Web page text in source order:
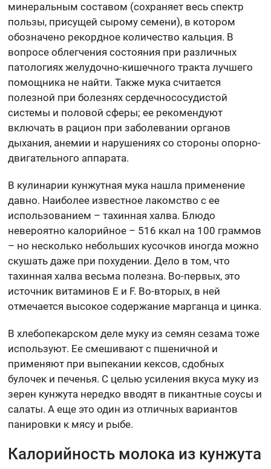
минеральным составом (сохраняет весь спектр
пользы, присущей сырому семени), в котором
обозначено рекордное количество кальция. В
вопросе облегчения состояния при различных
патологиях желудочно-кишечного тракта лучшего
помощника не найти. Также мука считается
полезной при болезнях сердечнососудистой
системы и половой сферы; ее рекомендуют
включать в рацион при заболевании органов
дыхания, анемии и нарушениях со стороны опорно-
двигательного аппарата.
В кулинарии кунжутная мука нашла применение
давно. Наиболее известное лакомство с ее
использованием – тахинная халва. Блюдо
невероятно калорийное – 516 ккал на 100 граммов
– но несколько небольших кусочков иногда можно
скушать даже при похудении. Дело в том, что
тахинная халва весьма полезна. Во-первых, это
источник витаминов E и F. Во-вторых, в ней
отмечается высокое содержание марганца и цинка.
В хлебопекарском деле муку из семян сезама тоже
используют. Ее смешивают с пшеничной и
применяют при выпекании кексов, сдобных
булочек и печенья. С целью усиления вкуса муку из
зерен кунжута нередко вводят в пикантные соусы и
салаты. А еще это один из отличных вариантов
панировки к мясу и рыбе.
Калорийность молока из кунжута